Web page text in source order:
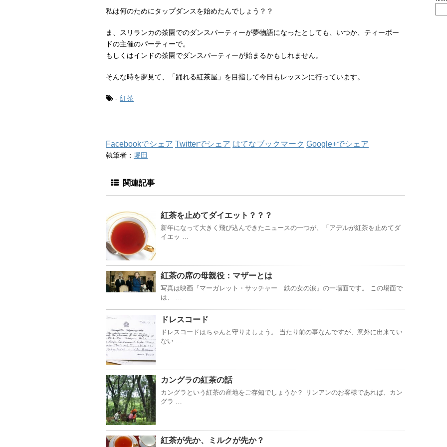
私は何のためにタップダンスを始めたんでしょう？？
ま、スリランカの茶園でのダンスパーティーが夢物語になったとしても、いつか、ティーボー
ドの主催のパーティーで。
もしくはインドの茶園でダンスパーティーが始まるかもしれません。
そんな時を夢見て、「踊れる紅茶屋」を目指して今日もレッスンに行っています。
- 紅茶
Facebookでシェア Twitterでシェア はてなブックマーク Google+でシェア
執筆者： 堀田
関連記事
紅茶を止めてダイエット？？？
新年になって大きく飛び込んできたニュースの一つが、「アデルが紅茶を止めてダ
イエッ …
紅茶の席の母親役：マザーとは
写真は映画『マーガレット・サッチャー 鉄の女の涙』の一場面です。 この場面で
は、 …
ドレスコード
ドレスコードはちゃんと守りましょう。 当たり前の事なんですが、意外に出来てい
ない …
カングラの紅茶の話
カングラという紅茶の産地をご存知でしょうか？ リンアンのお客様であれば、カン
グラ …
紅茶が先か、ミルクが先か？